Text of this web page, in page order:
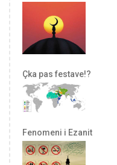
Çka pas festave!?
Fenomeni i Ezanit